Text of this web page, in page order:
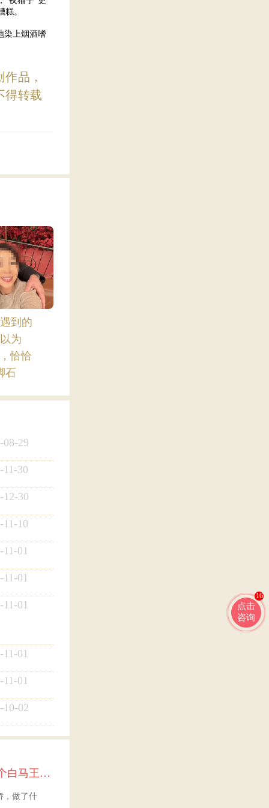
。
染上烟酒嗜
品，
得转载
到的
为
恰恰
石
08-29
11-30
12-30
11-10
01
01
01
01
01
10-02
黄女士的跨国故事：最大的幸福便是有一个白马王子一直默默等着自己
，做了什
点击
咨询
16